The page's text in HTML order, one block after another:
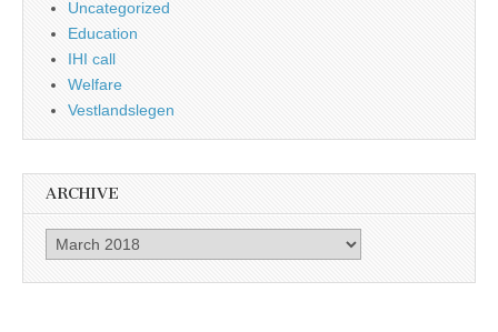
Uncategorized
Education
IHI call
Welfare
Vestlandslegen
ARCHIVE
Archive